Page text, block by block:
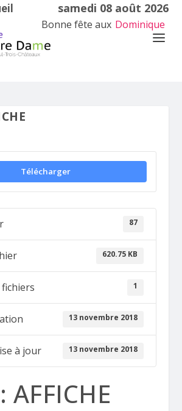
samedi 08 août 2026
Bonne fête aux Dominique
Télécharger
87
620.75 KB
1
13 novembre 2018
à jour 13 novembre 2018
AFFICHE